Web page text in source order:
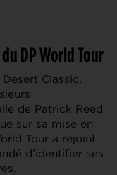
DP World Tour
Classic,
de Patrick Reed
sur sa mise en
Tour a rejoint
d’identifier ses